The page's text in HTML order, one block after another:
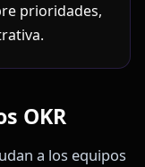
prioridades,
OKR
a los equipos